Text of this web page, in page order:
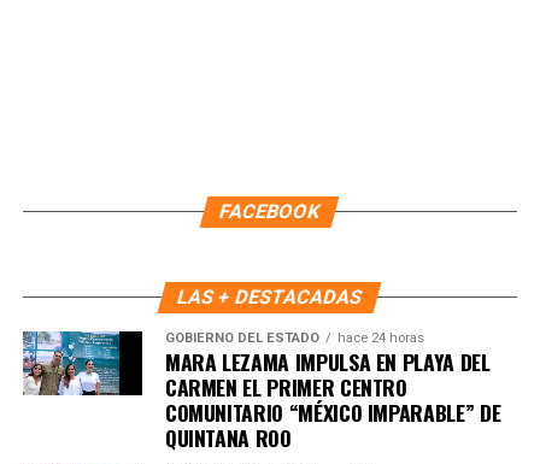
Recibe las noticias al instante
FACEBOOK
LAS + DESTACADAS
GOBIERNO DEL ESTADO hace 24 horas
MARA LEZAMA IMPULSA EN PLAYA DEL
CARMEN EL PRIMER CENTRO
COMUNITARIO “MÉXICO IMPARABLE” DE
QUINTANA ROO